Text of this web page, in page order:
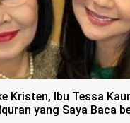
Kristen, Ibu Tessa
yang Saya Baca